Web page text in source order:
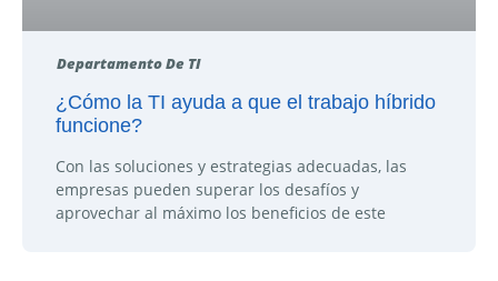
Departamento De TI
¿Cómo la TI ayuda a que el trabajo híbrido
funcione?
Con las soluciones y estrategias adecuadas, las
empresas pueden superar los desafíos y
aprovechar al máximo los beneficios de este